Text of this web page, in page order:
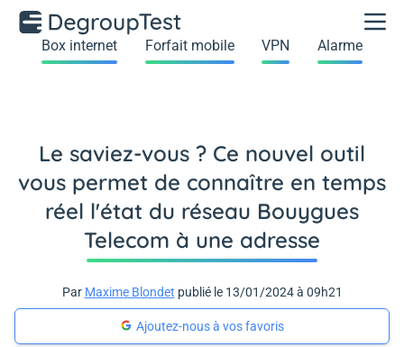
Box internet Forfait mobile VPN Alarme
Le saviez-vous ? Ce nouvel outil
vous permet de connaître en temps
réel l'état du réseau Bouygues
Telecom à une adresse
Par Maxime Blondet publié le 13/01/2024 à 09h21
Ajoutez-nous à vos favoris